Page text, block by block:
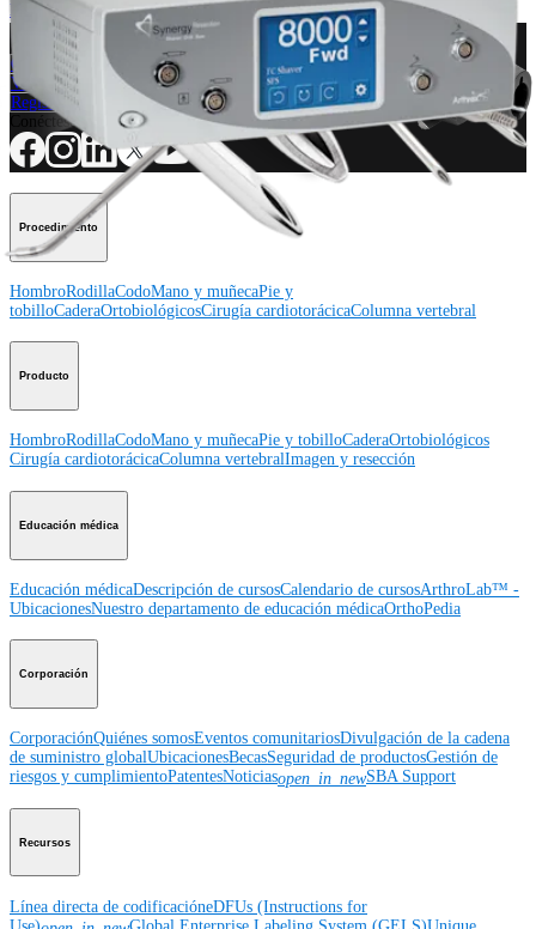
Producto
¿Cómo podemos ayudarlo?
Contacte a un representante
Ver eventos, laboratorios y oportunidades educativas
Regístrese para recibir: ¿Qué hay de nuevo en Arthrex?
Conéctese con nosotros
Procedimiento
HombroRodillaCodoMano y muñecaPie y
tobilloCaderaOrtobiológicosCirugía cardiotorácicaColumna vertebral
Producto
HombroRodillaCodoMano y muñecaPie y tobilloCaderaOrtobiológicos
Cirugía cardiotorácicaColumna vertebralImagen y resección
Educación médica
Educación médicaDescripción de cursosCalendario de cursosArthroLab™ -
UbicacionesNuestro departamento de educación médicaOrthoPedia
Corporación
CorporaciónQuiénes somosEventos comunitariosDivulgación de la cadena
de suministro globalUbicacionesBecasSeguridad de productosGestión de
riesgos y cumplimientoPatentesNoticiasopen_in_newSBA Support
Recursos
Línea directa de codificacióneDFUs (Instructions for